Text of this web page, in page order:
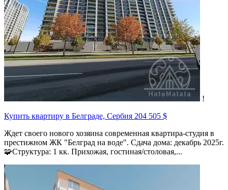
!
Купить квартиру в Белграде, Сербия 204 505 $
Ждет своего нового хозяина современная квартира-студия в
престижном ЖК "Белград на воде". Сдача дома: декабрь 2025г.
🧩Структура: 1 кк. Прихожая, гостиная/столовая,...